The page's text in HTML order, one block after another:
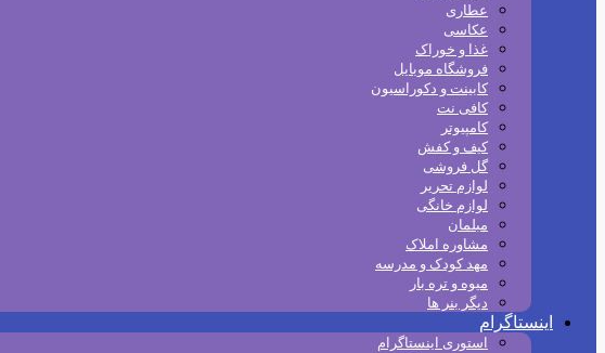
عطاری
عکاسی
غذا و خوراک
فروشگاه موبایل
کابینت و دکوراسیون
کافی نت
کامپیوتر
کیف و کفش
گل فروشی
لوازم تحریر
لوازم خانگی
مبلمان
مشاوره املاک
مهد کودک و مدرسه
میوه و تره بار
دیگر بنر ها
اینستاگرام
استوری اینستاگرام